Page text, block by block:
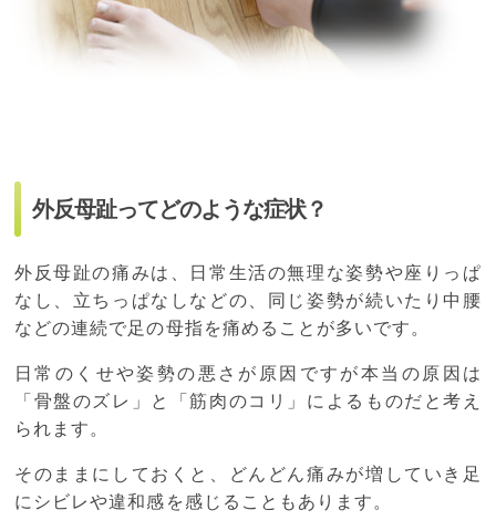
外反母趾ってどのような症状？
外反母趾の痛みは、日常生活の無理な姿勢や座りっぱ
なし、立ちっぱなしなどの、同じ姿勢が続いたり中腰
などの連続で足の母指を痛めることが多いです。
日常のくせや姿勢の悪さが原因ですが本当の原因は
「骨盤のズレ」と「筋肉のコリ」によるものだと考え
られます。
そのままにしておくと、どんどん痛みが増していき足
にシビレや違和感を感じることもあります。